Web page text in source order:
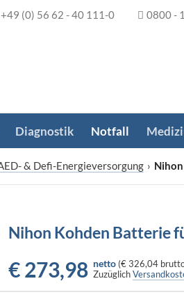
+49 (0) 56 62 - 40 111-0 0800 -
Diagnostik Notfall
& Defi-Energieversorgung ›
Nihon Kohden Batterie
€273,98 netto (€ 326,04
Zuzüglich